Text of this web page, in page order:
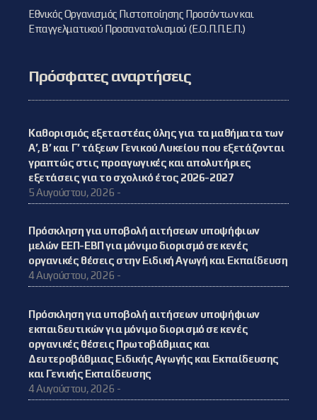
Εθνικός Οργανισμός Πιστοποίησης Προσόντων και
Επαγγελματικού Προσανατολισμού (Ε.Ο.Π.Π.Ε.Π.)
Πρόσφατες αναρτήσεις
Καθορισμός εξεταστέας ύλης για τα μαθήματα των
Α’, Β’ και Γ’ τάξεων Γενικού Λυκείου που εξετάζονται
γραπτώς στις προαγωγικές και απολυτήριες
εξετάσεις για το σχολικό έτος 2026-2027
5 Αυγούστου, 2026 -
Πρόσκληση για υποβολή αιτήσεων υποψήφιων
μελών ΕΕΠ-ΕΒΠ για μόνιμο διορισμό σε κενές
οργανικές θέσεις στην Ειδική Αγωγή και Εκπαίδευση
4 Αυγούστου, 2026 -
Πρόσκληση για υποβολή αιτήσεων υποψήφιων
εκπαιδευτικών για μόνιμο διορισμό σε κενές
οργανικές θέσεις Πρωτοβάθμιας και
Δευτεροβάθμιας Ειδικής Αγωγής και Εκπαίδευσης
και Γενικής Εκπαίδευσης
4 Αυγούστου, 2026 -